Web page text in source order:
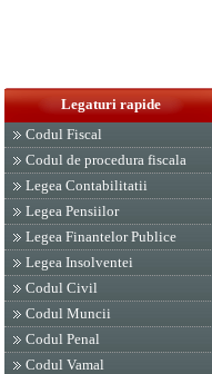
Legaturi rapide
Codul Fiscal
Codul de procedura fiscala
Legea Contabilitatii
Legea Pensiilor
Legea Finantelor Publice
Legea Insolventei
Codul Civil
Codul Muncii
Codul Penal
Codul Vamal